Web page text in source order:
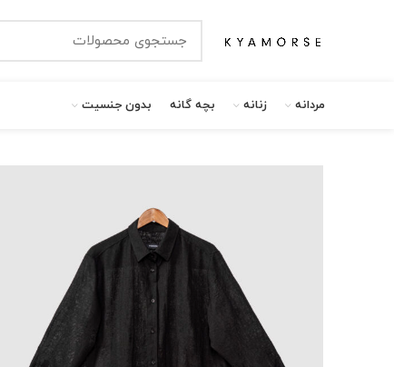
مردانه زنانه بچه گانه بدون جنسیت